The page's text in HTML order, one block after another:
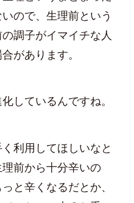
ので、生理前という
調子がイマイチな人
があります。
しているんですね。
利用してほしいなと
前から十分辛いの
と辛くなるだとか、